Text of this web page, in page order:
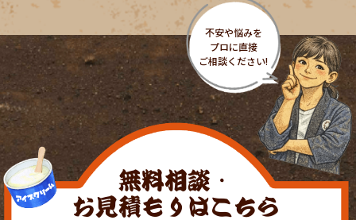
無料相談・
お見積もりはこちら